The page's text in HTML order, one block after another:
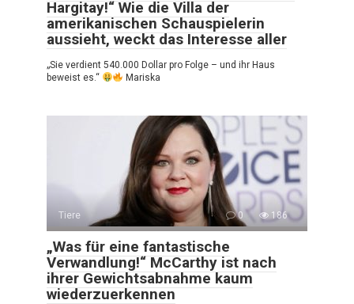
Hargitay!“ Wie die Villa der
amerikanischen Schauspielerin
aussieht, weckt das Interesse aller
„Sie verdient 540.000 Dollar pro Folge – und ihr Haus
beweist es.“
Mariska
Tiere 0 186
„Was für eine fantastische
Verwandlung!“ McCarthy ist nach
ihrer Gewichtsabnahme kaum
wiederzuerkennen